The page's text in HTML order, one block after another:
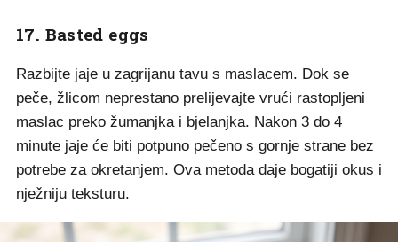
17. Basted eggs
Razbijte jaje u zagrijanu tavu s maslacem. Dok se
peče, žlicom neprestano prelijevajte vrući rastopljeni
maslac preko žumanjka i bjelanjka. Nakon 3 do 4
minute jaje će biti potpuno pečeno s gornje strane bez
potrebe za okretanjem. Ova metoda daje bogatiji okus i
nježniju teksturu.